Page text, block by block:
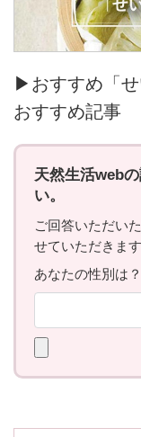
▶おすすめ「
おすすめ記事